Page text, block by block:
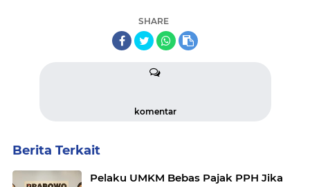
SHARE
komentar
Berita Terkait
Pelaku UMKM Bebas Pajak PPH Jika